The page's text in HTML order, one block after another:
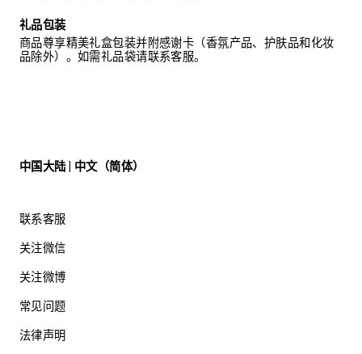
礼品包装
商品尊享精美礼盒包装并附感谢卡（香氛产品、护肤品和化妆
品除外）。如需礼品袋请联系客服。
中国大陆 | 中文（简体）
联系客服
关注微信
关注微博
常见问题
法律声明